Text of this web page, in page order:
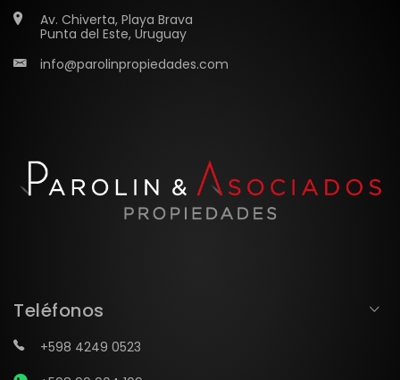
Av. Chiverta, Playa Brava
Punta del Este, Uruguay
info@parolinpropiedades.com
Teléfonos
+598 4249 0523